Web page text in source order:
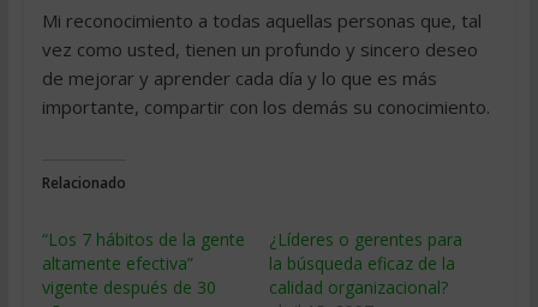
Mi reconocimiento a todas aquellas personas que, tal
vez como usted, tienen un profundo y sincero deseo
de mejorar y aprender cada día y lo que es más
importante, compartir con los demás su conocimiento.
Relacionado
“Los 7 hábitos de la gente
altamente efectiva”
vigente después de 30
¿Líderes o gerentes para
la búsqueda eficaz de la
calidad organizacional?